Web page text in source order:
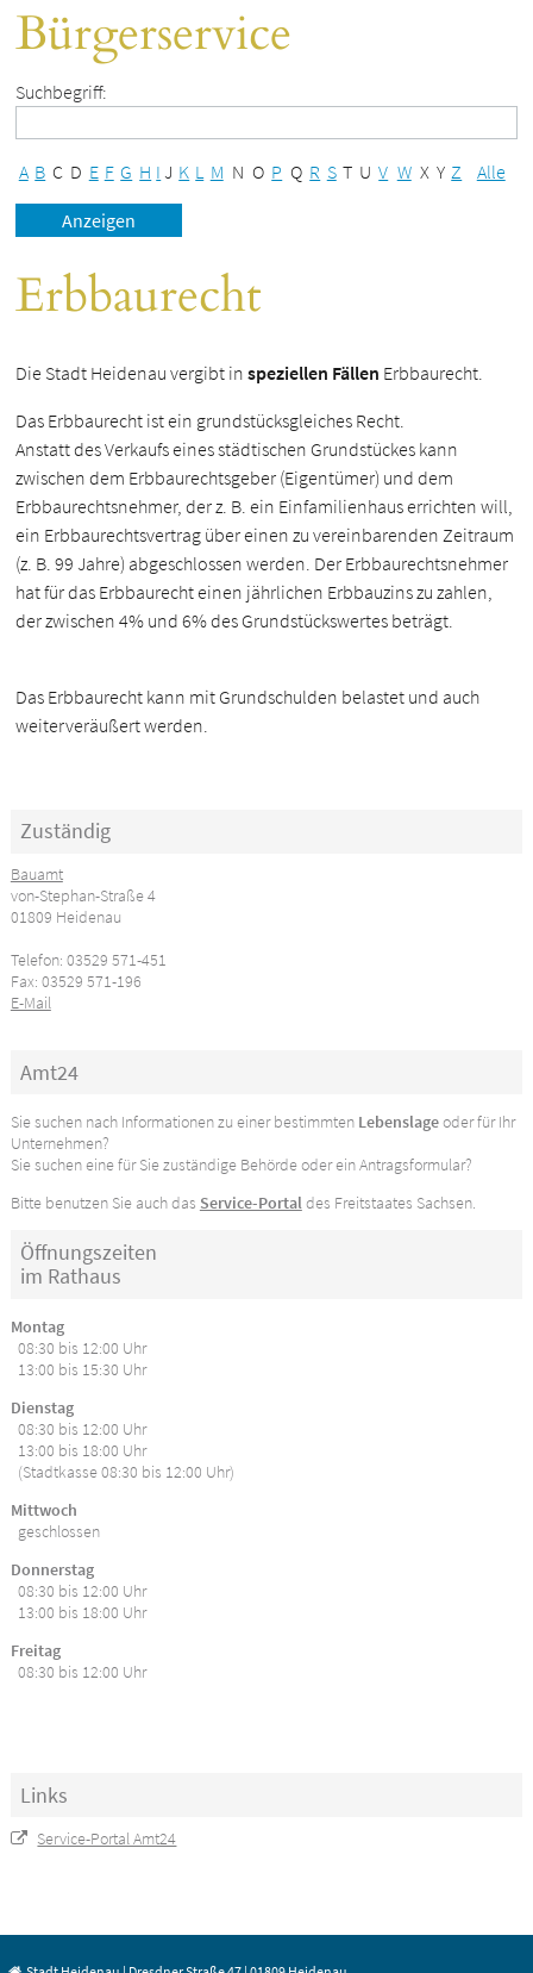
Bürgerservice
Suchbegriff:
A B C D E F G H I J K L M N O P Q R S T U V W X Y Z Alle
Erbbaurecht
Die Stadt Heidenau vergibt inspeziellen Fällen Erbbaurecht.
Das Erbbaurecht ist ein grundstücksgleiches Recht.
Anstatt des Verkaufs eines städtischen Grundstückes kann
zwischen dem Erbbaurechtsgeber (Eigentümer) und dem
Erbbaurechtsnehmer, der z. B. ein Einfamilienhaus errichten will,
ein Erbbaurechtsvertrag über einen zu vereinbarenden Zeitraum
(z. B. 99 Jahre) abgeschlossen werden. Der Erbbaurechtsnehmer
hat für das Erbbaurecht einen jährlichen Erbbauzins zu zahlen,
der zwischen 4% und 6% des Grundstückswertes beträgt.
Das Erbbaurecht kann mit Grundschulden belastet und auch
weiterveräußert werden.
Zuständig
Bauamt
von-Stephan-Straße 4
01809 Heidenau
Telefon: 03529 571-451
Fax: 03529 571-196
E-Mail
Amt24
Sie suchen nach Informationen zu einer bestimmten Lebenslageoder für Ihr
Unternehmen?
Sie suchen eine für Sie zuständige Behörde oder ein Antragsformular?
Bitte benutzen Sie auch das Service-Portaldes Freitstaates Sachsen.
Öffnungszeiten
im Rathaus
Montag
08:30 bis 12:00 Uhr
13:00 bis 15:30 Uhr
Dienstag
08:30 bis 12:00 Uhr
13:00 bis 18:00 Uhr
(Stadtkasse 08:30 bis 12:00 Uhr)
Mittwoch
geschlossen
Donnerstag
08:30 bis 12:00 Uhr
13:00 bis 18:00 Uhr
Freitag
08:30 bis 12:00 Uhr
Links
Service-Portal Amt24